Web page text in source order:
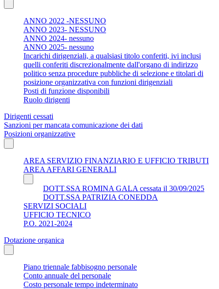
ANNO 2022 -NESSUNO
ANNO 2023- NESSUNO
ANNO 2024- nessuno
ANNO 2025- nessuno
Incarichi dirigenziali, a qualsiasi titolo conferiti, ivi inclusi
quelli conferiti discrezionalmente dall'organo di indirizzo
politico senza procedure pubbliche di selezione e titolari di
posizione organizzativa con funzioni dirigenziali
Posti di funzione disponibili
Ruolo dirigenti
Dirigenti cessati
Sanzioni per mancata comunicazione dei dati
Posizioni organizzative
AREA SERVIZIO FINANZIARIO E UFFICIO TRIBUTI
AREA AFFARI GENERALI
DOTT.SSA ROMINA GALA cessata il 30/09/2025
DOTT.SSA PATRIZIA CONEDDA
SERVIZI SOCIALI
UFFICIO TECNICO
P.O. 2021-2024
Dotazione organica
Piano triennale fabbisogno personale
Conto annuale del personale
Costo personale tempo indeterminato